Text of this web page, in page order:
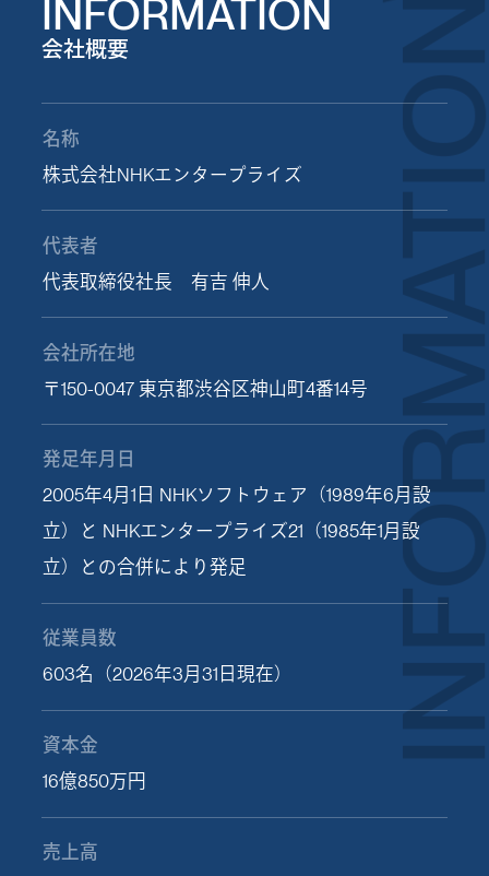
INFORMATION
会社概要
名称
株式会社NHKエンタープライズ
代表者
代表取締役社長 有吉 伸人
会社所在地
〒150-0047 東京都渋谷区神山町4番14号
発足年月日
2005年4月1日 NHKソフトウェア（1989年6月設
立）と NHKエンタープライズ21（1985年1月設
立）との合併により発足
従業員数
603名（2026年3月31日現在）
資本金
16億850万円
売上高